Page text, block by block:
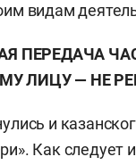
видам
ПЕРЕДАЧА
ЛИЦУ — НЕ
и
Как следует